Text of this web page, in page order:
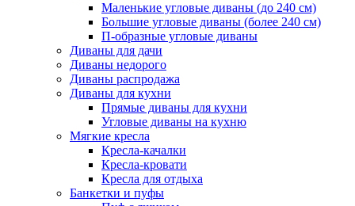
Маленькие угловые диваны (до 240 см)
Большие угловые диваны (более 240 см)
П-образные угловые диваны
Диваны для дачи
Диваны недорого
Диваны распродажа
Диваны для кухни
Прямые диваны для кухни
Угловые диваны на кухню
Мягкие кресла
Кресла-качалки
Кресла-кровати
Кресла для отдыха
Банкетки и пуфы